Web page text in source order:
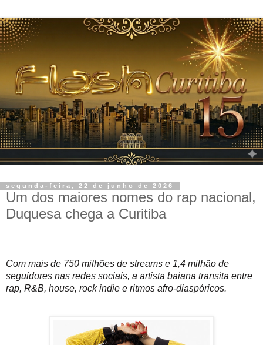
segunda-feira, 22 de junho de 2026
Um dos maiores nomes do rap nacional,
Duquesa chega a Curitiba
Com mais de 750 milhões de streams e 1,4 milhão de
seguidores nas redes sociais, a artista baiana transita entre
rap, R&B, house, rock indie e ritmos afro-diaspóricos.